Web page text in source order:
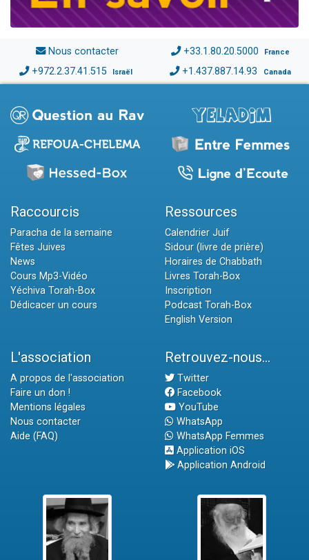
Nous contacter +33.1.80.20.5000 France
+972.2.37.41.515 Israël +1.437.887.14.93 Canada
Raccourcis
Paracha de la semaine
Fêtes Juives
News
Cours Mp3-Vidéo
Yéchiva Torah-Box
Dédicacer un cours
Ressources
Calendrier Juif
Sidour (livre de prière)
Horaires de Chabbath
Livres Torah-Box
Inscription
Podcast Torah-Box
English Version
L'association
A propos de l'association
Faire un don !
Mentions légales
Nous contacter
Aide (FAQ)
Retrouvez-nous...
Twitter
Facebook
YouTube
WhatsApp
WhatsApp Femmes
Application iOS
Application Android